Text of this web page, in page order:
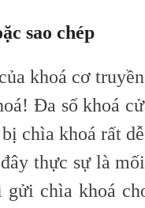
sao chép
khoá cơ
Đa số khoá
chìa khoá rất
thực sự là
gửi chìa khoá